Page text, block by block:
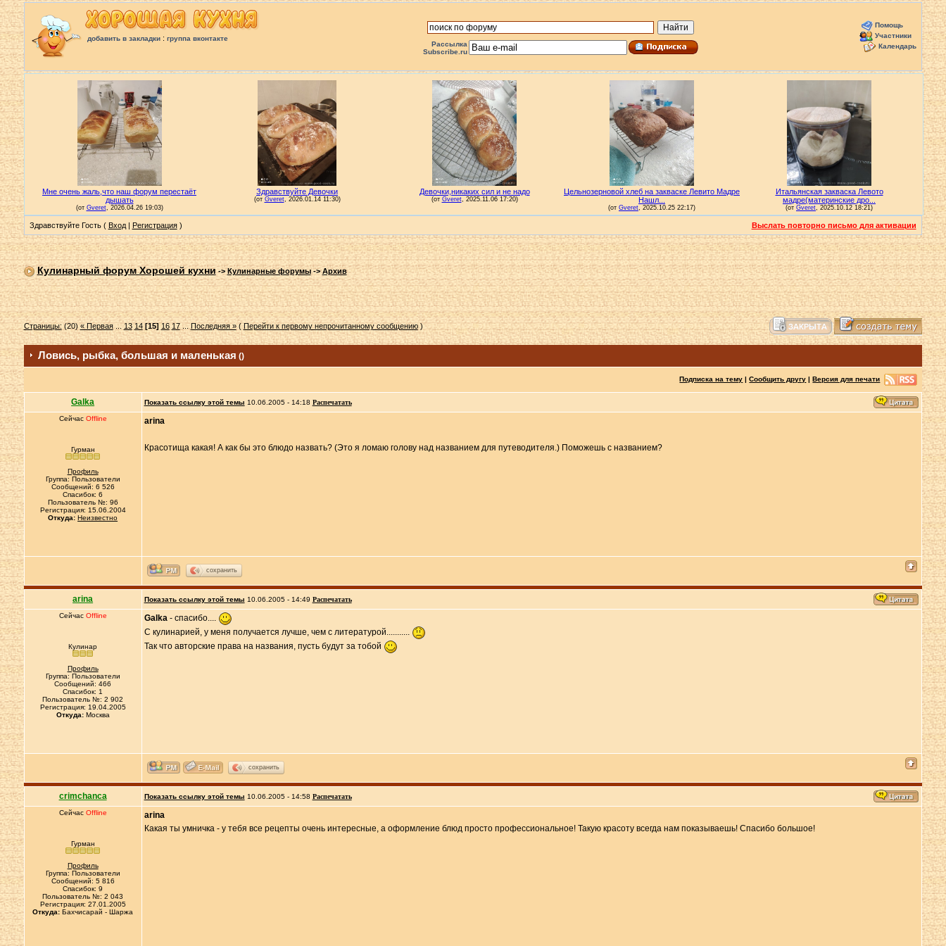
добавить в закладки: группа вконтакте
Рассылка
Subscribe.ru
Помощь
Участники
Календарь
Здравствуйте Гость ( Вход| Регистрация) Выслать повторно письмо для активации
Кулинарный форум Хорошей кухни->Кулинарные форумы->Архив
Страницы:(20)« Первая...13 14 [15] 16 17...Последняя »(Перейти к первому непрочитанному сообщению)
Ловись, рыбка, большая и маленькая ()
Подписка на тему |Сообщить другу |Версия для печати
Galka Показать ссылку этой темы 10.06.2005 - 14:18 Распечатать
Сейчас Offline
Гурман
Профиль
Группа: Пользователи
Сообщений: 6 526
Спасибок: 6
Пользователь №: 96
Регистрация: 15.06.2004
Откуда: Неизвестно
arina
Красотища какая! А как бы это блюдо назвать? (Это я ломаю голову над названием для путеводителя.) Поможешь с названием?
сохранить
arina Показать ссылку этой темы 10.06.2005 - 14:49 Распечатать
Сейчас Offline
Кулинар
Профиль
Группа: Пользователи
Сообщений: 466
Спасибок: 1
Пользователь №: 2 902
Регистрация: 19.04.2005
Откуда:Москва
Galka- спасибо....
С кулинарией, у меня получается лучше, чем с литературой...........
Так что авторские права на названия, пусть будут за тобой
сохранить
crimchanca Показать ссылку этой темы 10.06.2005 - 14:58 Распечатать
Сейчас Offline
Гурман
Профиль
Группа: Пользователи
Сообщений: 5 816
Спасибок: 9
Пользователь №: 2 043
Регистрация: 27.01.2005
Откуда: Бахчисарай - Шаржа
arina
Какая ты умничка - у тебя все рецепты очень интересные, а оформление блюд просто профессиональное! Такую красоту всегда нам показываешь! Спасибо большое!